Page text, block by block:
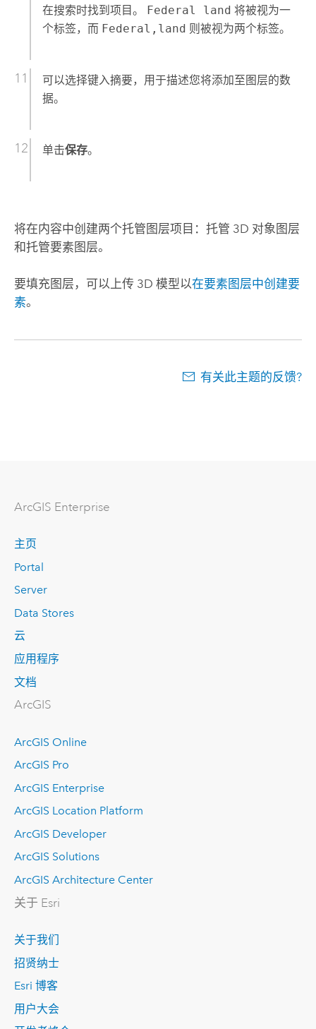
在搜索时找到项目。
Federal land 将被视为一
个标签，而 Federal,land 则被视为两个标签。
可以选择键入摘要，用于描述您将添加至图层的数
据。
单击保存。
将在内容中创建两个托管图层项目：托管 3D 对象图层
和托管要素图层。
要填充图层，可以上传 3D 模型以在要素图层中创建要
素。
有关此主题的反馈?
ArcGIS Enterprise
主页
Portal
Server
Data Stores
云
应用程序
文档
ArcGIS
ArcGIS Online
ArcGIS Pro
ArcGIS Enterprise
ArcGIS Location Platform
ArcGIS Developer
ArcGIS Solutions
ArcGIS Architecture Center
关于 Esri
关于我们
招贤纳士
Esri 博客
用户大会